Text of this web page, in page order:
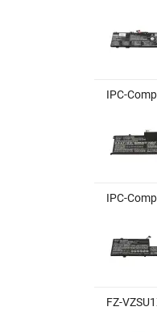
IPC-
IPC-
FZ-